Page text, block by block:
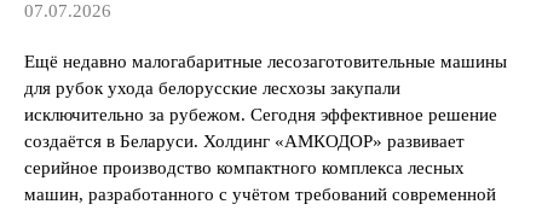
07.07.2026
Ещё недавно малогабаритные лесозаготовительные машины
для рубок ухода белорусские лесхозы закупали
исключительно за рубежом. Сегодня эффективное решение
создаётся в Беларуси. Холдинг «АМКОДОР» развивает
серийное производство компактного комплекса лесных
машин, разработанного с учётом требований современной